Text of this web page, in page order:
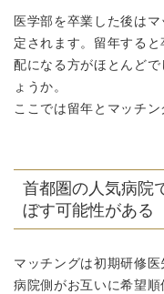
医学部を卒業した後は
定されます。留年する
配になる方がほとんど
ょうか。
ここでは留年とマッチ
首都圏の人気病院
ぼす可能性がある
マッチングは初期研修
病院側がお互いに希望